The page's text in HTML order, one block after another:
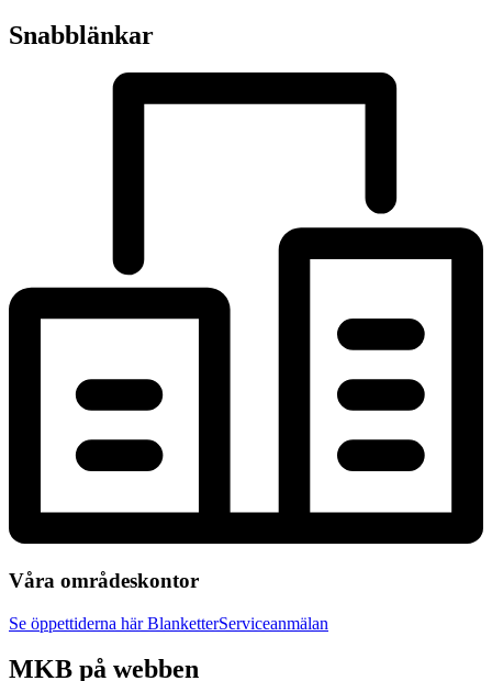
Snabblänkar
Våra områdeskontor
Se öppettiderna härBlanketterServiceanmälan
MKB på webben